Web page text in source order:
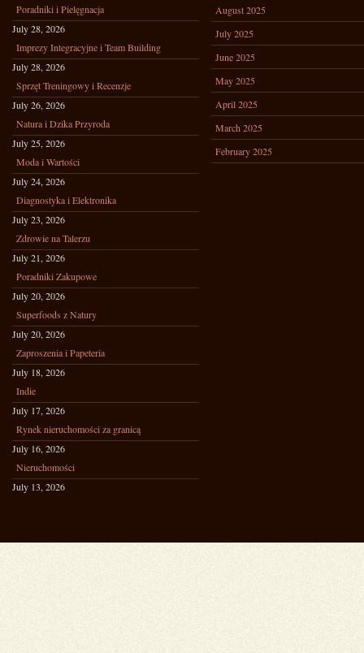
Poradniki i Pielęgnacja
July 28, 2026
Imprezy Integracyjne i Team Building
July 28, 2026
Sprzęt Treningowy i Recenzje
July 26, 2026
Natura i Dzika Przyroda
July 25, 2026
Moda i Wartości
July 24, 2026
Diagnostyka i Elektronika
July 23, 2026
Zdrowie na Talerzu
July 21, 2026
Poradniki Zakupowe
July 20, 2026
Superfoods z Natury
July 20, 2026
Zaproszenia i Papeteria
July 18, 2026
Indie
July 17, 2026
Rynek nieruchomości za granicą
July 16, 2026
Nieruchomości
July 13, 2026
August 2025
July 2025
June 2025
May 2025
April 2025
March 2025
February 2025